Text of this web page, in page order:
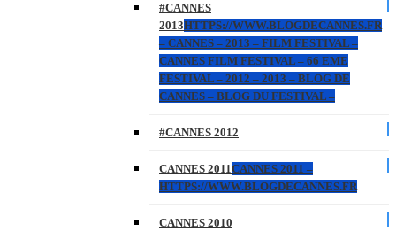
#CANNES
2013HTTPS://WWW.BLOGDECANNES.FR
– CANNES – 2013 – FILM FESTIVAL –
CANNES FILM FESTIVAL – 66 EME
FESTIVAL – 2012 – 2013 – BLOG DE
CANNES – BLOG DU FESTIVAL –
#CANNES 2012
CANNES 2011CANNES 2011 –
HTTPS://WWW.BLOGDECANNES.FR
CANNES 2010